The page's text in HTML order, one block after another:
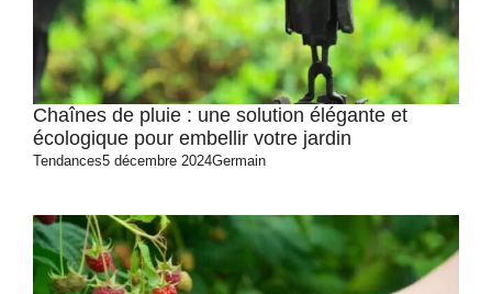
Chaînes de pluie : une solution élégante et
écologique pour embellir votre jardin
Tendances5 décembre 2024Germain